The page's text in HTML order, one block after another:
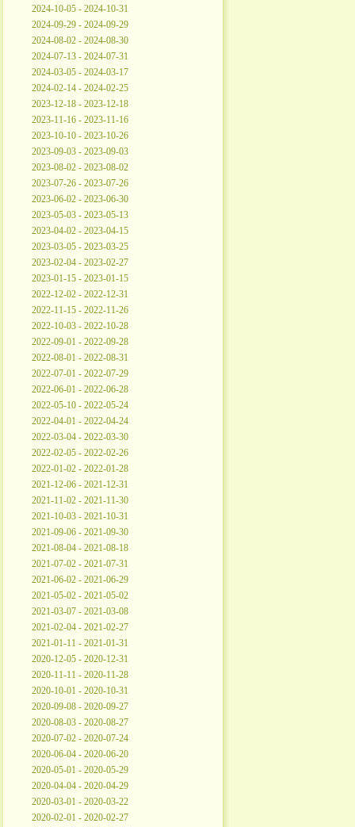
2024-10-05 - 2024-10-31
2024-09-29 - 2024-09-29
2024-08-02 - 2024-08-30
2024-07-13 - 2024-07-31
2024-03-05 - 2024-03-17
2024-02-14 - 2024-02-25
2023-12-18 - 2023-12-18
2023-11-16 - 2023-11-16
2023-10-10 - 2023-10-26
2023-09-03 - 2023-09-03
2023-08-02 - 2023-08-02
2023-07-26 - 2023-07-26
2023-06-02 - 2023-06-30
2023-05-03 - 2023-05-13
2023-04-02 - 2023-04-15
2023-03-05 - 2023-03-25
2023-02-04 - 2023-02-27
2023-01-15 - 2023-01-15
2022-12-02 - 2022-12-31
2022-11-15 - 2022-11-26
2022-10-03 - 2022-10-28
2022-09-01 - 2022-09-28
2022-08-01 - 2022-08-31
2022-07-01 - 2022-07-29
2022-06-01 - 2022-06-28
2022-05-10 - 2022-05-24
2022-04-01 - 2022-04-24
2022-03-04 - 2022-03-30
2022-02-05 - 2022-02-26
2022-01-02 - 2022-01-28
2021-12-06 - 2021-12-31
2021-11-02 - 2021-11-30
2021-10-03 - 2021-10-31
2021-09-06 - 2021-09-30
2021-08-04 - 2021-08-18
2021-07-02 - 2021-07-31
2021-06-02 - 2021-06-29
2021-05-02 - 2021-05-02
2021-03-07 - 2021-03-08
2021-02-04 - 2021-02-27
2021-01-11 - 2021-01-31
2020-12-05 - 2020-12-31
2020-11-11 - 2020-11-28
2020-10-01 - 2020-10-31
2020-09-08 - 2020-09-27
2020-08-03 - 2020-08-27
2020-07-02 - 2020-07-24
2020-06-04 - 2020-06-20
2020-05-01 - 2020-05-29
2020-04-04 - 2020-04-29
2020-03-01 - 2020-03-22
2020-02-01 - 2020-02-27